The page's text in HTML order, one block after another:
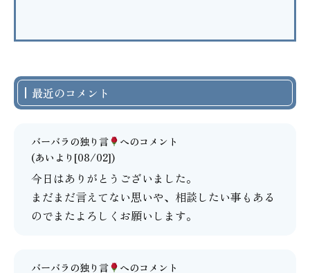
最近のコメント
バーバラの独り言
へのコメント
(あいより[08/02])
今日はありがとうございました。
まだまだ言えてない思いや、相談したい事もある
のでまたよろしくお願いします。
バーバラの独り言
へのコメント